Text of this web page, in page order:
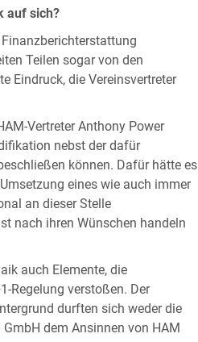
auf sich?
Teilen sogar von den
Eindruck, die Vereinsvertreter
Vertreter Anthony Power
nebst der dafür
können. Dafür hätte es
eines wie auch immer
an dieser Stelle
nach ihren Wünschen handeln
auch Elemente, die
Regelung verstoßen. Der
durften sich weder die
dem Ansinnen von HAM